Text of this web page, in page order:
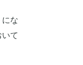
な
て